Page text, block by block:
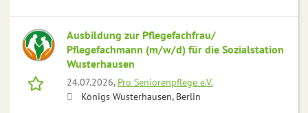
Ausbildung zur Pflegefachfrau/
Pflegefachmann (m/w/d) für die Sozialstation
Wusterhausen
24.07.2026, Pro Seniorenpflege e.V.
Königs Wusterhausen, Berlin